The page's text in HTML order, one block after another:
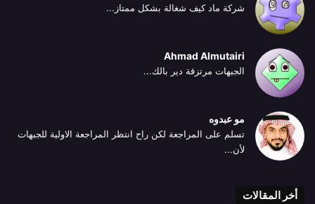
شركة ماد كيف شغالة بشكل ممتاز...
Ahmad Almutairi
الجبهات مرتزقة دير بالك...
مو عبدوه
تسلم على المراجعة لكن راح انتظر المراجعة الاولية للجبهات
لأن...
أخر المقالات